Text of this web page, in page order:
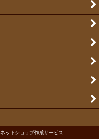
ネットショップ作成サービス